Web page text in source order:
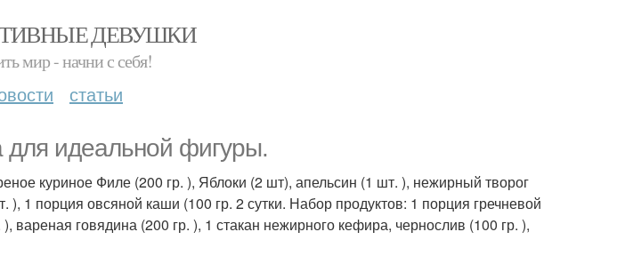
ДЕВУШКИ
мир - начни с себя!
статьи
идеальной фигуры.
куриное Филе (200 гр. ), Яблоки (2 шт), апельсин (1 шт. ), нежирный творог
), 1 порция овсяной каши (100 гр. 2 сутки. Набор продуктов: 1 порция гречневой
вареная говядина (200 гр. ), 1 стакан нежирного кефира, чернослив (100 гр. ),